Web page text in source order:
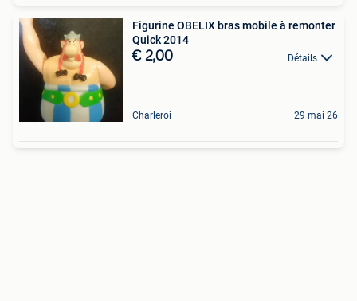
Figurine OBELIX bras mobile à remonter
Quick 2014
€ 2,00 Détails
Charleroi 29 mai 26